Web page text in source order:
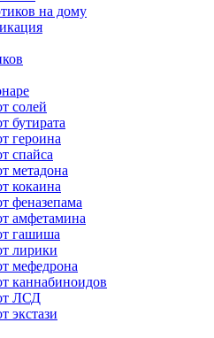
на дому
солей
бутирата
героина
спайса
метадона
кокаина
феназепама
амфетамина
гашиша
лирики
мефедрона
каннабиноидов
ЛСД
экстази